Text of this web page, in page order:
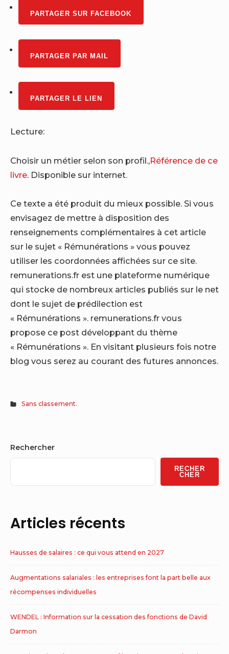
PARTAGER SUR FACEBOOK
PARTAGER PAR MAIL
PARTAGER LE LIEN
Lecture:
Choisir un métier selon son profil.,Référence de ce
livre. Disponible sur internet.
Ce texte a été produit du mieux possible. Si vous
envisagez de mettre à disposition des
renseignements complémentaires à cet article
sur le sujet « Rémunérations » vous pouvez
utiliser les coordonnées affichées sur ce site.
remunerations.fr est une plateforme numérique
qui stocke de nombreux articles publiés sur le net
dont le sujet de prédilection est
« Rémunérations ». remunerations.fr vous
propose ce post développant du thème
« Rémunérations ». En visitant plusieurs fois notre
blog vous serez au courant des futures annonces.
Sans classement.
Sidebar
Widget
Area
Rechercher
RECHER
CHER
Articles récents
Hausses de salaires : ce qui vous attend en 2027
Augmentations salariales : les entreprises font la part belle aux
récompenses individuelles
WENDEL : Information sur la cessation des fonctions de David
Darmon